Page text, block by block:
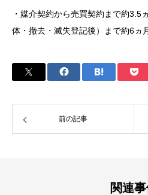
・媒介契約から売買契約まで約3.5
体・撤去・滅失登記後）まで約6ヵ
前の記事
関連事